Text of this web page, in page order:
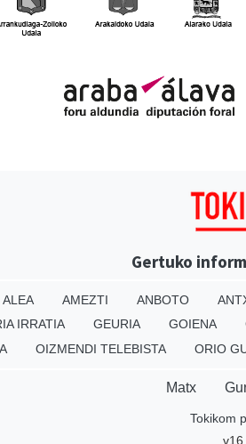
Gertuko
ALEA AMEZTI ANBOTO
IRRATIA GEURIA GOIENA
OIZMENDI TELEBISTA ORIO
Matx
Tokikom